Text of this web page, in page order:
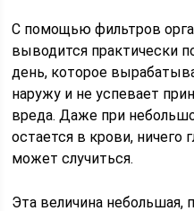
С помощью фильтров
выводится практически
день, которое
наружу и не успевает
вреда. Даже при
остается в крови, ничего
может случиться.
Эта величина небольшая,